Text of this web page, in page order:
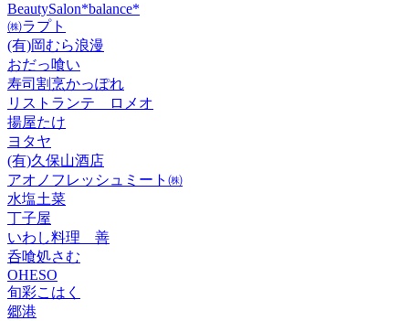
BeautySalon*balance*
㈱ラプト
(有)岡むら浪漫
おだっ喰い
寿司割烹かっぽれ
リストランテ ロメオ
揚屋たけ
ヨタヤ
(有)久保山酒店
アオノフレッシュミート㈱
水塩土菜
丁子屋
いわし料理 善
呑喰処さむ
OHESO
旬彩こはく
郷港